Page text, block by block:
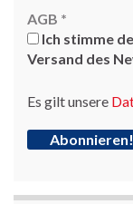
AGB *
Ich stimme
Versand des
Es gilt unsere